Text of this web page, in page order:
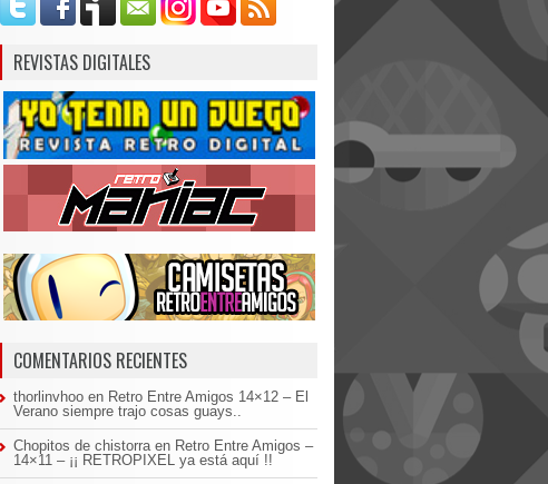
REVISTAS DIGITALES
COMENTARIOS RECIENTES
thorlinvhoo en Retro Entre Amigos 14×12 – El
Verano siempre trajo cosas guays..
Chopitos de chistorra en Retro Entre Amigos –
14×11 – ¡¡ RETROPIXEL ya está aquí !!